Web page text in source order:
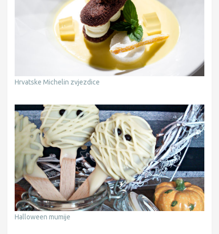
Hrvatske Michelin zvjezdice
Halloween mumije